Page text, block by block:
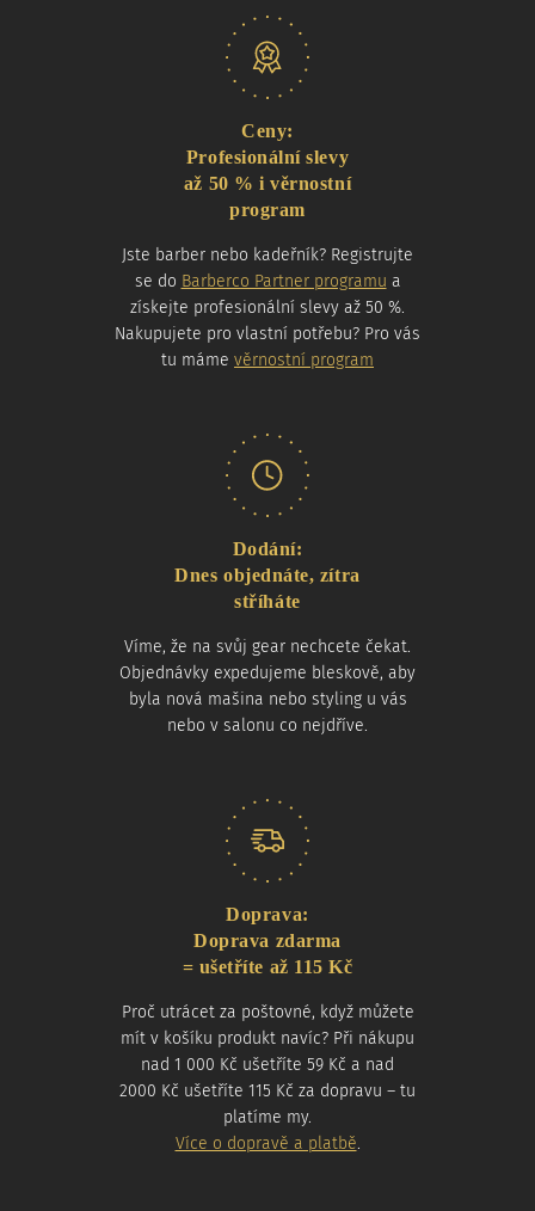
Ceny:
Profesionální slevy
až 50 % i věrnostní
program
Jste barber nebo kadeřník? Registrujte
se do Barberco Partner programu a
získejte profesionální slevy až 50 %.
Nakupujete pro vlastní potřebu? Pro vás
tu máme věrnostní program
Dodání:
Dnes objednáte, zítra
stříháte
Víme, že na svůj gear nechcete čekat.
Objednávky expedujeme bleskově, aby
byla nová mašina nebo styling u vás
nebo v salonu co nejdříve.
Doprava:
Doprava zdarma
= ušetříte až 115 Kč
Proč utrácet za poštovné, když můžete
mít v košíku produkt navíc? Při nákupu
nad 1 000 Kč ušetříte 59 Kč a nad
2000 Kč ušetříte 115 Kč za dopravu – tu
platíme my.
Více o dopravě a platbě.